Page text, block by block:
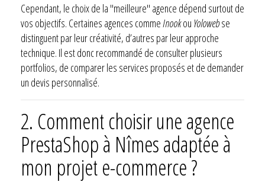
Cependant, le choix de la "meilleure" agence dépend surtout de
vos objectifs. Certaines agences commeInookou Yolowebse
distinguent par leur créativité, d’autres par leur approche
technique. Il est donc recommandé de consulter plusieurs
portfolios, de comparer les services proposés et de demander
un devis personnalisé.
2. Comment choisir une agence
PrestaShop à Nîmes adaptée à
mon projet e-commerce ?